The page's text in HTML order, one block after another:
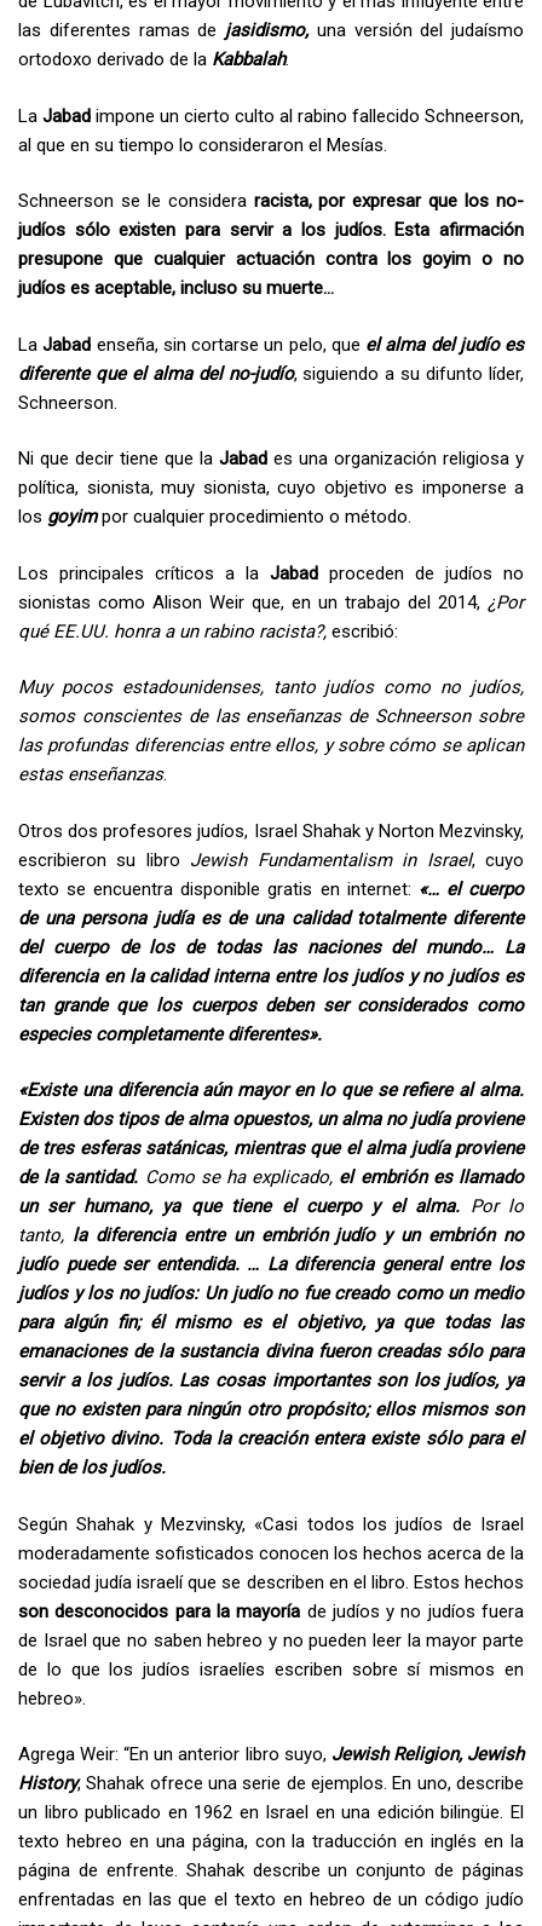
las diferentes ramas de jasidismo,una versión del judaísmo
ortodoxo derivado de la Kabbalah.
La Jabad impone un cierto culto al rabino fallecido Schneerson,
al que en su tiempo lo consideraron el Mesías.
Schneerson se le consideraracista, por expresar que los no-
judíos sólo existen para servir a los judíos. Esta afirmación
presupone que cualquier actuación contra los goyim o no
judíos es aceptable, incluso su muerte…
LaJabad enseña, sin cortarse un pelo, que el alma del judío es
diferente que el alma del no-judío, siguiendo a su difunto líder,
Schneerson.
Ni que decir tiene que la Jabad es una organización religiosa y
política, sionista, muy sionista, cuyo objetivo es imponerse a
los goyimpor cualquier procedimiento o método.
Los principales críticos a la Jabad proceden de judíos no
sionistas como Alison Weir que, en un trabajo del 2014, ¿Por
qué EE.UU. honra a un rabino racista?, escribió:
Muy pocos estadounidenses, tanto judíos como no judíos,
somos conscientes de las enseñanzas de Schneerson sobre
las profundas diferencias entre ellos, y sobre cómo se aplican
estas enseñanzas.
Otros dos profesores judíos, Israel Shahak y Norton Mezvinsky,
escribieron su libro Jewish Fundamentalism in Israel, cuyo
texto se encuentra disponible gratis en internet: «… el cuerpo
de una persona judía es de una calidad totalmente diferente
del cuerpo de los de todas las naciones del mundo… La
diferencia en la calidad interna entre los judíos y no judíos es
tan grande que los cuerpos deben ser considerados como
especies completamente diferentes».
«Existe una diferencia aún mayor en lo que se refiere al alma.
Existen dos tipos de alma opuestos, un alma no judía proviene
de tres esferas satánicas, mientras que el alma judía proviene
de la santidad. Como se ha explicado, el embrión es llamado
un ser humano, ya que tiene el cuerpo y el alma. Por lo
tanto, la diferencia entre un embrión judío y un embrión no
judío puede ser entendida. … La diferencia general entre los
judíos y los no judíos: Un judío no fue creado como un medio
para algún fin; él mismo es el objetivo, ya que todas las
emanaciones de la sustancia divina fueron creadas sólo para
servir a los judíos. Las cosas importantes son los judíos, ya
que no existen para ningún otro propósito; ellos mismos son
el objetivo divino. Toda la creación entera existe sólo para el
bien de los judíos.
Según Shahak y Mezvinsky, «Casi todos los judíos de Israel
moderadamente sofisticados conocen los hechos acerca de la
sociedad judía israelí que se describen en el libro. Estos hechos
son desconocidos para la mayoría de ​​judíos y no judíos fuera
de Israel que no saben hebreo y no pueden leer la mayor parte
de lo que los judíos israelíes escriben sobre sí mismos en
hebreo».
Agrega Weir: “En un anterior libro suyo, Jewish Religion, Jewish
History, Shahak ofrece una serie de ejemplos. En uno, describe
un libro publicado en 1962 en Israel en una edición bilingüe. El
texto hebreo en una página, con la traducción en inglés en la
página de enfrente. Shahak describe un conjunto de páginas
enfrentadas en las que el texto en hebreo de un código judío